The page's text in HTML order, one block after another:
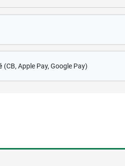
(CB, Apple Pay, Google Pay)